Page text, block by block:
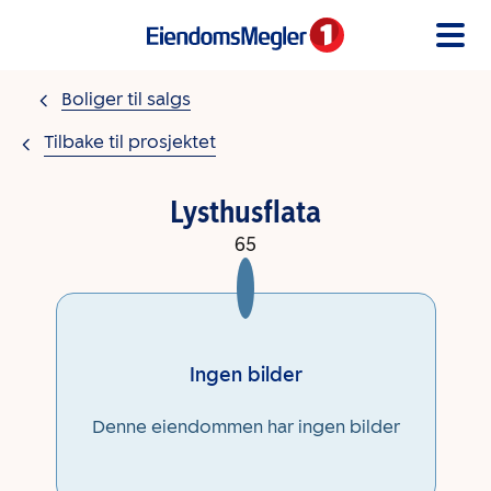
Boliger til salgs
Tilbake til prosjektet
Lysthusflata
65
Ingen bilder
Denne eiendommen har ingen bilder